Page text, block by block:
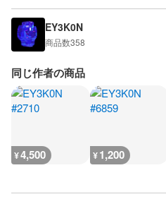
EY3K0N
商品数358
同じ作者の商品
¥4,500 ¥1,200